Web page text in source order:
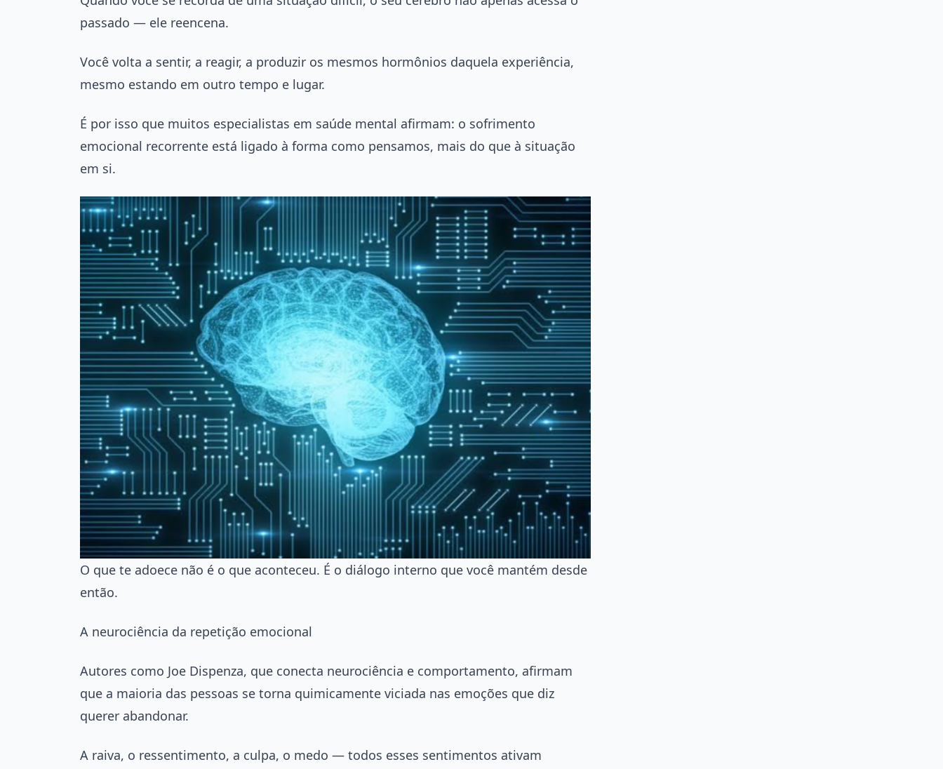
passado — ele reencena.
Você volta a sentir, a reagir, a produzir os mesmos hormônios daquela experiência,
mesmo estando em outro tempo e lugar.
É por isso que muitos especialistas em saúde mental afirmam: o sofrimento
emocional recorrente está ligado à forma como pensamos, mais do que à situação
em si.
O que te adoece não é o que aconteceu. É o diálogo interno que você mantém desde
então.
A neurociência da repetição emocional
Autores como Joe Dispenza, que conecta neurociência e comportamento, afirmam
que a maioria das pessoas se torna quimicamente viciada nas emoções que diz
querer abandonar.
A raiva, o ressentimento, a culpa, o medo — todos esses sentimentos ativam